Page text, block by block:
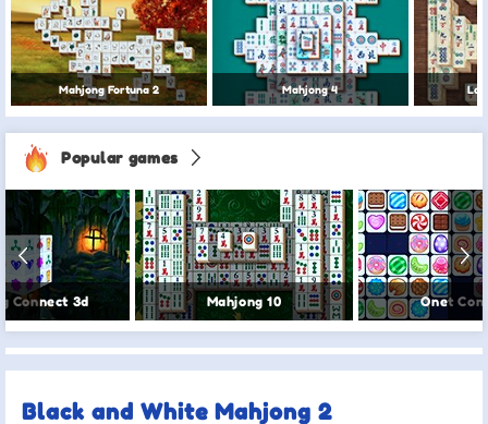
Mahjong Fortuna 2 Mahjong 4
Popular games
Connect 3d Mahjong 10 Onet
Black and White Mahjong 2